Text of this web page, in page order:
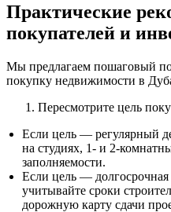
Практические
покупателей и
Мы предлагаем пошаговый
покупку недвижимости в
Пересмотрите цель
Если цель — регулярный
на студиях, 1‑ и
заполняемости.
Если цель — долгосрочная
учитывайте сроки
дорожную карту сдачи